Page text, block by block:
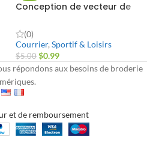
Conception de vecteur de
(0)
Courrier,Sportif & Loisirs
$5.00 $0.99
répondons aux besoins de broderie
et de remboursement